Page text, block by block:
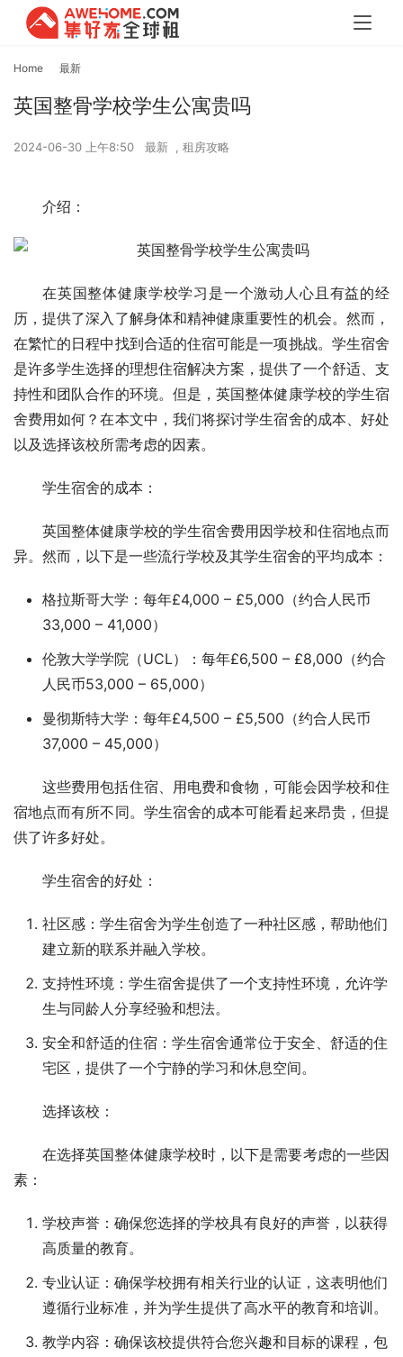
Home 最新
英国整骨学校学生公寓贵吗
2024-06-30 上午8:50 最新 , 租房攻略
介绍：
在英国整体健康学校学习是一个激动人心且有益的经
历，提供了深入了解身体和精神健康重要性的机会。然而，
在繁忙的日程中找到合适的住宿可能是一项挑战。学生宿舍
是许多学生选择的理想住宿解决方案，提供了一个舒适、支
持性和团队合作的环境。但是，英国整体健康学校的学生宿
舍费用如何？在本文中，我们将探讨学生宿舍的成本、好处
以及选择该校所需考虑的因素。
学生宿舍的成本：
英国整体健康学校的学生宿舍费用因学校和住宿地点而
异。然而，以下是一些流行学校及其学生宿舍的平均成本：
格拉斯哥大学：每年£4,000 – £5,000（约合人民币
33,000 – 41,000）
伦敦大学学院（UCL）：每年£6,500 – £8,000（约合
人民币53,000 – 65,000）
曼彻斯特大学：每年£4,500 – £5,500（约合人民币
37,000 – 45,000）
这些费用包括住宿、用电费和食物，可能会因学校和住
宿地点而有所不同。学生宿舍的成本可能看起来昂贵，但提
供了许多好处。
学生宿舍的好处：
社区感：学生宿舍为学生创造了一种社区感，帮助他们
建立新的联系并融入学校。
支持性环境：学生宿舍提供了一个支持性环境，允许学
生与同龄人分享经验和想法。
安全和舒适的住宿：学生宿舍通常位于安全、舒适的住
宅区，提供了一个宁静的学习和休息空间。
选择该校：
在选择英国整体健康学校时，以下是需要考虑的一些因
素：
学校声誉：确保您选择的学校具有良好的声誉，以获得
高质量的教育。
专业认证：确保学校拥有相关行业的认证，这表明他们
遵循行业标准，并为学生提供了高水平的教育和培训。
教学内容：确保该校提供符合您兴趣和目标的课程，包